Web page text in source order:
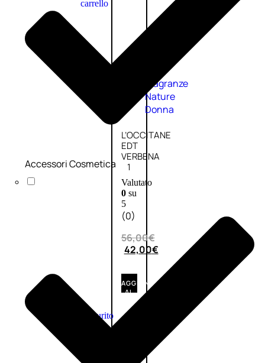
carrello
Fragranze
Nature
Donna
L’OCCITANE
EDT
VERBENA
1
Valutato
0su
5
(0)
56,00€
42,00€
AGGIUNGI
AL
CARRELLO
Esaurito
Accessori Cosmetica